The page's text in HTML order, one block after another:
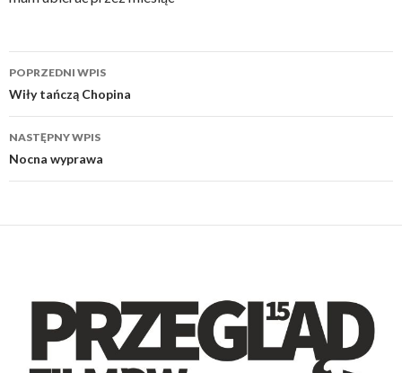
Nawigacja
wpisu
POPRZEDNI WPIS
Wiły tańczą Chopina
NASTĘPNY WPIS
Nocna wyprawa